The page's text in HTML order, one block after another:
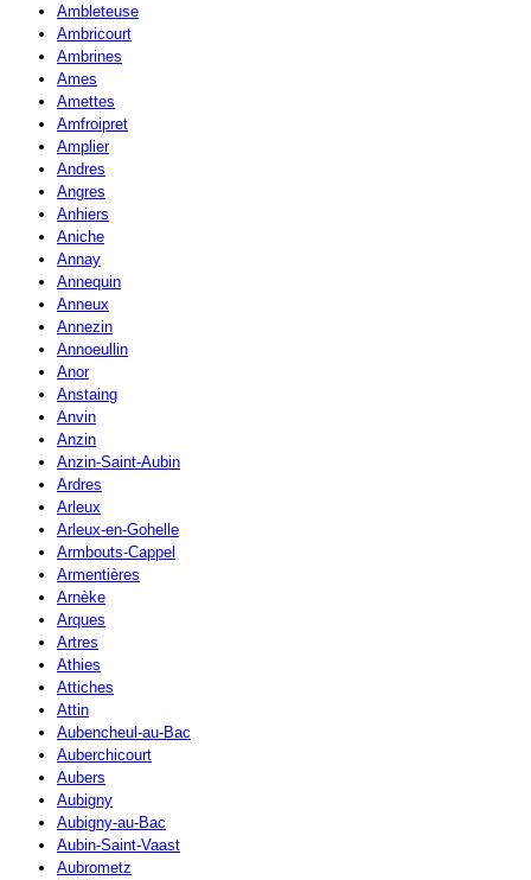
Ambleteuse
Ambricourt
Ambrines
Ames
Amettes
Amfroipret
Amplier
Andres
Angres
Anhiers
Aniche
Annay
Annequin
Anneux
Annezin
Annoeullin
Anor
Anstaing
Anvin
Anzin
Anzin-Saint-Aubin
Ardres
Arleux
Arleux-en-Gohelle
Armbouts-Cappel
Armentières
Arnèke
Arques
Artres
Athies
Attiches
Attin
Aubencheul-au-Bac
Auberchicourt
Aubers
Aubigny
Aubigny-au-Bac
Aubin-Saint-Vaast
Aubrometz